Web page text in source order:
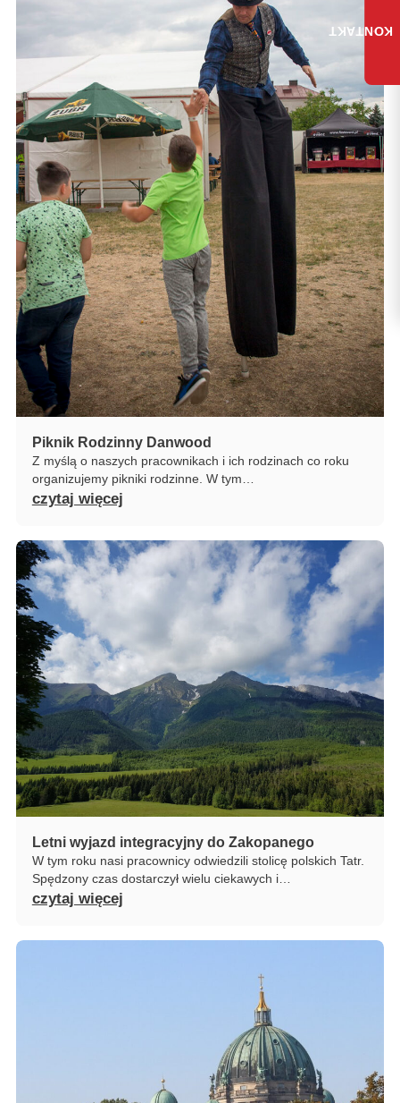
Piknik Rodzinny Danwood
Z myślą o naszych pracownikach i ich rodzinach co roku
organizujemy pikniki rodzinne. W tym…
czytaj więcej
Letni wyjazd integracyjny do Zakopanego
W tym roku nasi pracownicy odwiedzili stolicę polskich Tatr.
Spędzony czas dostarczył wielu ciekawych i…
czytaj więcej
KONTAKT